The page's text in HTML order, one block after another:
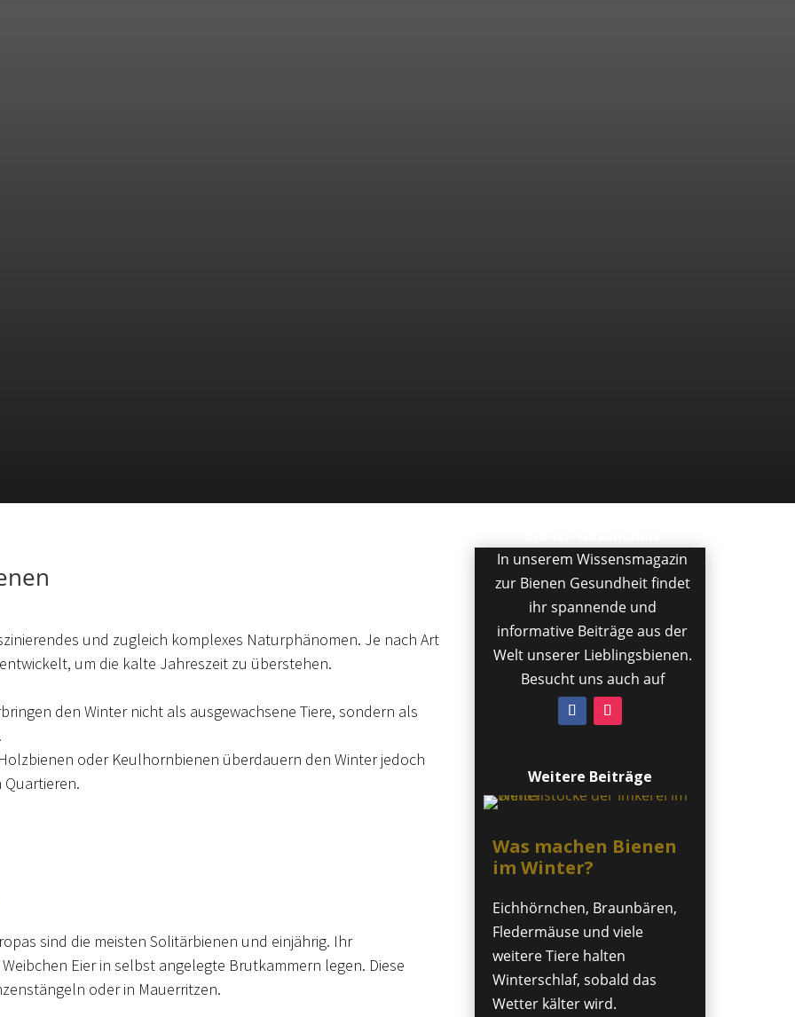
und zugleich komplexes Naturphänomen. Je nach Art
um die kalte Jahreszeit zu überstehen.
den Winter nicht als ausgewachsene Tiere, sondern als
oder Keulhornbienen überdauern den Winter jedoch
sind die meisten Solitärbienen und einjährig. Ihr
Eier in selbst angelegte Brutkammern legen. Diese
oder in Mauerritzen.
In unserem Wissensmagazin
zur Bienen Gesundheit findet
ihr spannende und
informative Beiträge aus der
Welt unserer Lieblingsbienen.
Besucht uns auch auf
Weitere Beiträge
Was machen Bienen
im Winter?
Eichhörnchen, Braunbären,
Fledermäuse und viele
weitere Tiere halten
Winterschlaf, sobald das
Wetter kälter wird.